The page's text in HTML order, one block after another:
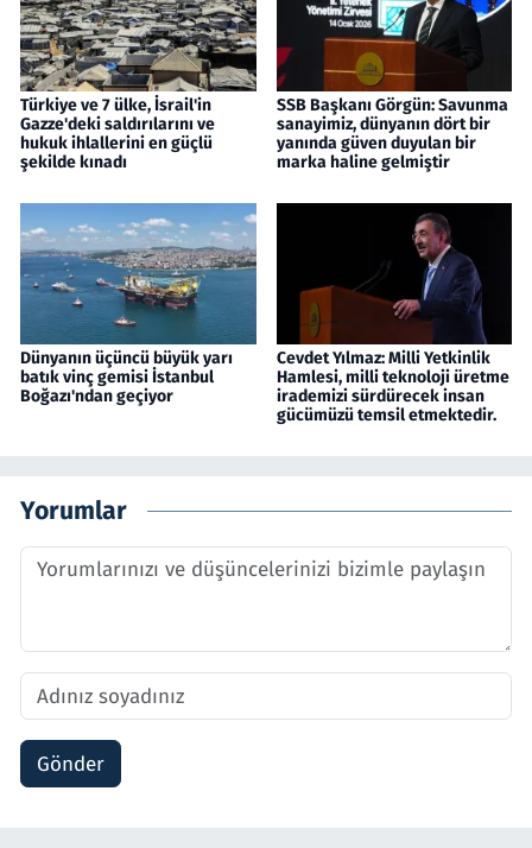
Türkiye ve 7 ülke, İsrail'in
Gazze'deki saldırılarını ve
hukuk ihlallerini en güçlü
şekilde kınadı
SSB Başkanı Görgün: Savunma
sanayimiz, dünyanın dört bir
yanında güven duyulan bir
marka haline gelmiştir
Dünyanın üçüncü büyük yarı
batık vinç gemisi İstanbul
Boğazı'ndan geçiyor
Cevdet Yılmaz: Milli Yetkinlik
Hamlesi, milli teknoloji üretme
irademizi sürdürecek insan
gücümüzü temsil etmektedir.
Yorumlar
Gönder